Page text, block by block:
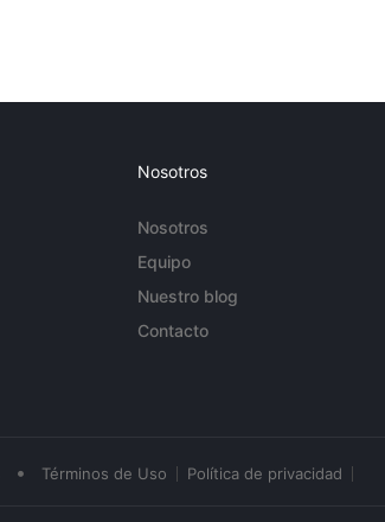
Nosotros
Nosotros
Equipo
Nuestro blog
Contacto
• Términos de Uso Política de privacidad